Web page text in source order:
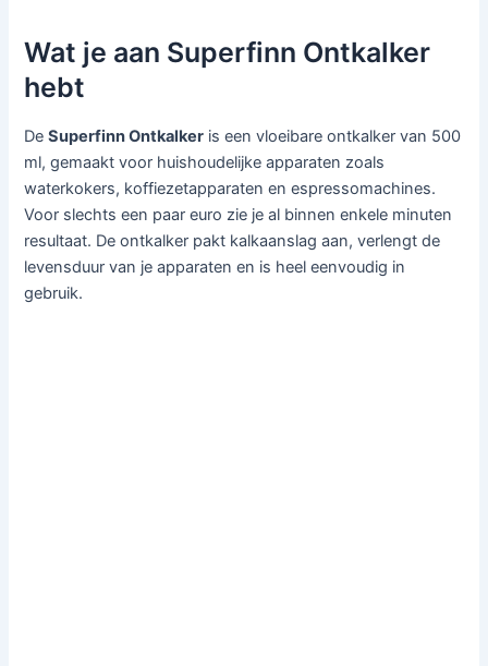
Wat je aan Superfinn Ontkalker
hebt
DeSuperfinn Ontkalker is een vloeibare ontkalker van 500
ml, gemaakt voor huishoudelijke apparaten zoals
waterkokers, koffiezetapparaten en espressomachines.
Voor slechts een paar euro zie je al binnen enkele minuten
resultaat. De ontkalker pakt kalkaanslag aan, verlengt de
levensduur van je apparaten en is heel eenvoudig in
gebruik.